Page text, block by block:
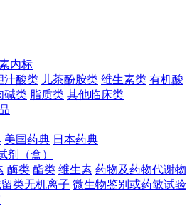
内标
汁酸类 儿茶酚胺类 维生素类 有机酸
碱类 脂质类 其他临床类
美国药典 日本药典
剂（盒）
酶类 酯类 维生素 药物及药物代谢物
类无机离子 微生物鉴别或药敏试验